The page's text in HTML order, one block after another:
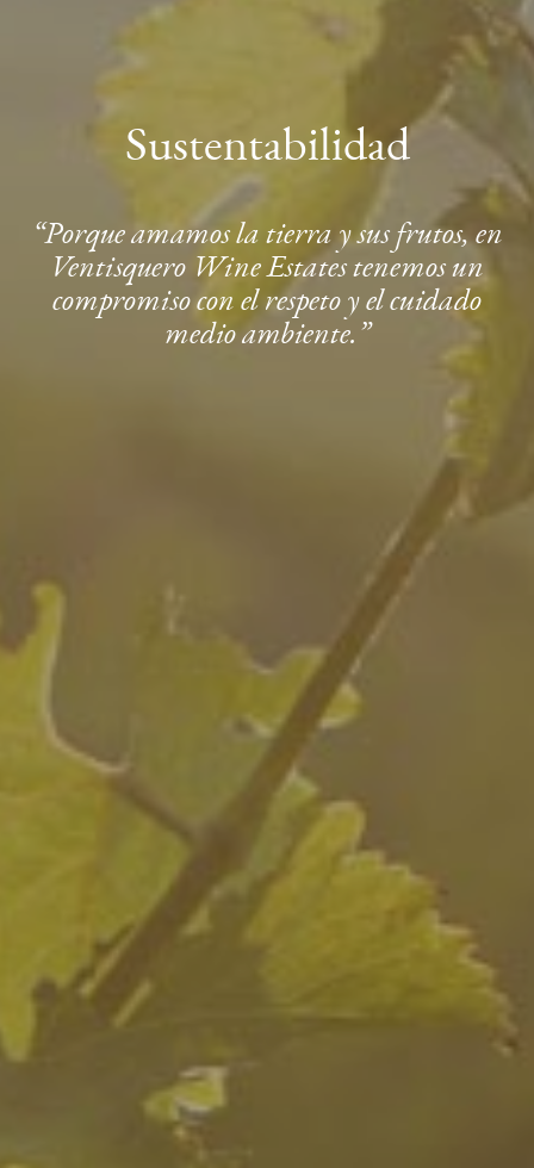
Sustentabilidad
“Porque amamos la tierra y sus frutos, en
Ventisquero Wine Estates tenemos un
compromiso con el respeto y el cuidado
medio ambiente.”